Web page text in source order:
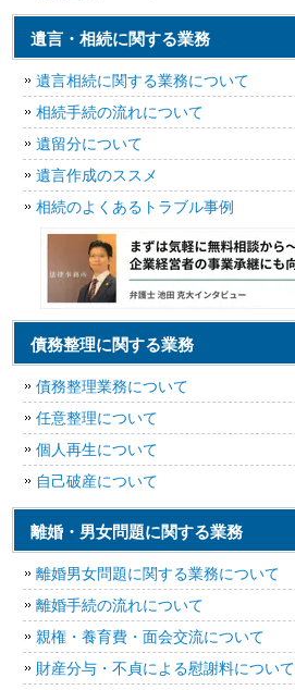
遺言・相続に関する業務
遺言相続に関する業務について
相続手続の流れについて
遺留分について
遺言作成のススメ
相続のよくあるトラブル事例
債務整理に関する業務
債務整理業務について
任意整理について
個人再生について
自己破産について
離婚・男女問題に関する業務
離婚男女問題に関する業務について
離婚手続の流れについて
親権・養育費・面会交流について
財産分与・不貞による慰謝料について